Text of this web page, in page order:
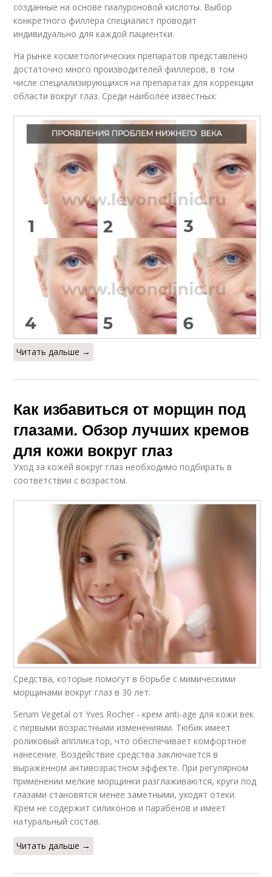
созданные на основе гиалуроновой кислоты. Выбор
конкретного филлера специалист проводит
индивидуально для каждой пациентки.
На рынке косметологических препаратов представлено
достаточно много производителей филлеров, в том
числе специализирующихся на препаратах для коррекции
области вокруг глаз. Среди наиболее известных:
Читать дальше →
Как избавиться от морщин под
глазами. Обзор лучших кремов
для кожи вокруг глаз
Уход за кожей вокруг глаз необходимо подбирать в
соответствии с возрастом.
Средства, которые помогут в борьбе с мимическими
морщинами вокруг глаз в 30 лет:
Serum Vegetal от Yves Rocher - крем anti-age для кожи век
с первыми возрастными изменениями. Тюбик имеет
роликовый аппликатор, что обеспечивает комфортное
нанесение. Воздействие средства заключается в
выраженном антивозрастном эффекте. При регулярном
применении мелкие морщинки разглаживаются, круги под
глазами становятся менее заметными, уходят отеки.
Крем не содержит силиконов и парабенов и имеет
натуральный состав.
Читать дальше →